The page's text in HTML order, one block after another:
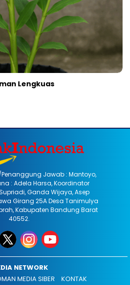
Lengkuas
Jawab : Mantoyo,
: Adela Harsa, Koordinator
Ganda Wijaya, Asep
Girang 25A Desa Tanimulya
Kabupaten Bandung Barat
40552.
NETWORK
MEDIA SIBER KONTAK